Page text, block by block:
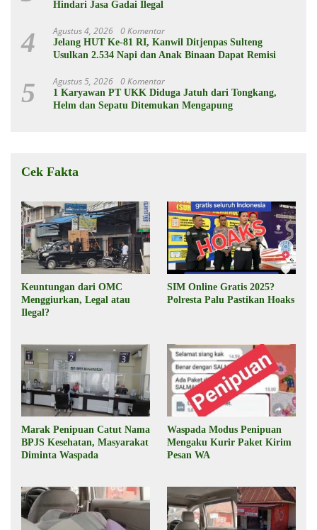
Hindari Jasa Gadai Ilegal
4 Agustus 4, 2026 0 Komentar
Jelang HUT Ke-81 RI, Kanwil Ditjenpas Sulteng
Usulkan 2.534 Napi dan Anak Binaan Dapat Remisi
5 Agustus 5, 2026 0 Komentar
1 Karyawan PT UKK Diduga Jatuh dari Tongkang,
Helm dan Sepatu Ditemukan Mengapung
Cek Fakta
Keuntungan dari OMC
Menggiurkan, Legal atau
Ilegal?
SIM Online Gratis 2025?
Polresta Palu Pastikan Hoaks
Marak Penipuan Catut Nama
BPJS Kesehatan, Masyarakat
Diminta Waspada
Waspada Modus Penipuan
Mengaku Kurir Paket Kirim
Pesan WA